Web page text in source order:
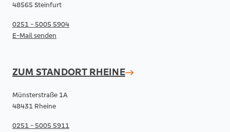
48565 Steinfurt
0251 - 5005 5904
E-Mail senden
ZUM STANDORT RHEINE
Münsterstraße 1A
48431 Rheine
0251 - 5005 5911